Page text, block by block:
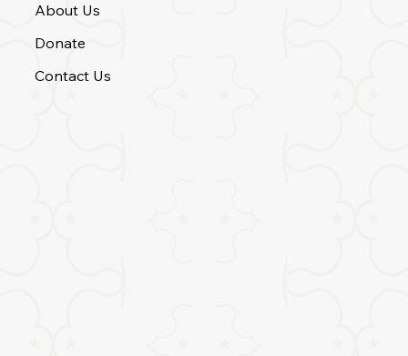
About Us
Donate
Contact Us